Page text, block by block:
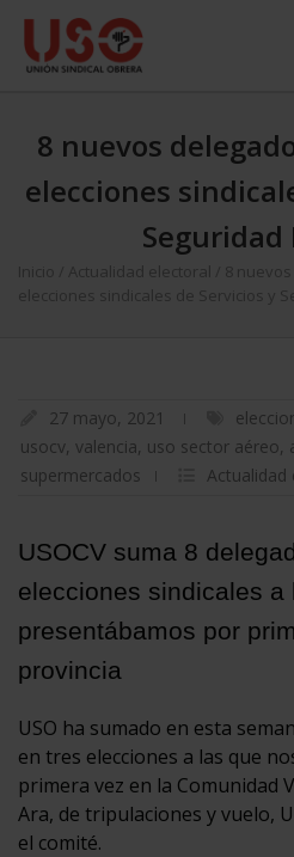
8 nuevos
elecciones
Seguridad
Inicio Actualidad electoral
8 nuevos
elecciones sindicales de Servicios y
27 mayo, 2021
usocv, valencia, uso sector aéreo,
supermercados
Actualidad
USOCV suma 8
elecciones sindicales a
presentábamos por
provincia
USO ha sumado en esta
en tres elecciones a las que
primera vez en la Comunidad
Ara, de tripulaciones y vuelo,
el comité.